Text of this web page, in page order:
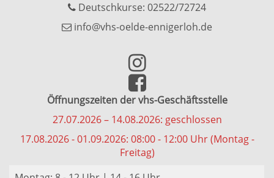
Deutschkurse: 02522/72724
info@vhs-oelde-ennigerloh.de
Öffnungszeiten der vhs-Geschäftsstelle
27.07.2026 – 14.08.2026: geschlossen
17.08.2026 - 01.09.2026: 08:00 - 12:00 Uhr (Montag -
Freitag)